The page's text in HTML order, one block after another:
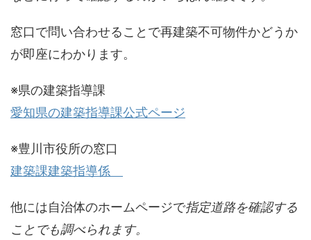
窓口で問い合わせることで再建築不可物件かどうか
が即座にわかります。
※県の建築指導課
愛知県の建築指導課公式ページ
※豊川市役所の窓口
建築課建築指導係
他には自治体のホームページで指定道路を確認する
ことでも調べられます。